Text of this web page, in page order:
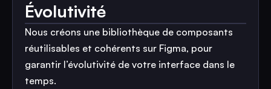
Évolutivité
Nous créons une bibliothèque de composants
réutilisables et cohérents sur Figma, pour
garantir l’évolutivité de votre interface dans le
temps.